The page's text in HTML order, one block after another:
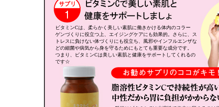
ビタミンCは、柔らかく美しい素肌に働きかける体内のコラー
ゲンづくりに役立つ上、エイジングケアにも効果的。さらに、ス
トレスに負けない体づくりにも役立ち、風邪やインフルエンザな
どの細菌や病気から身を守るためにもとても重要な成分です。
つまり、ビタミンCは美しい素肌と健康をサポートしてくれるの
です☆